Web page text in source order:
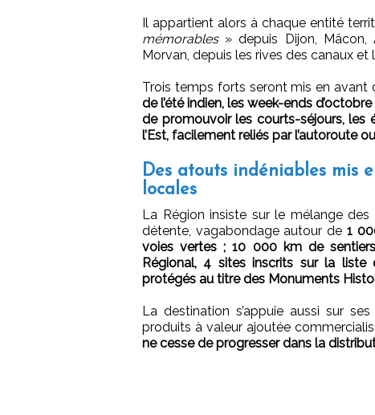
Il appartient alors à chaque entité
mémorables» depuis Dijon, Mâcon,
Morvan, depuis les rives des canaux
Trois temps forts seront mis en
de l’été indien, les week-ends
de promouvoir les courts-séjours, les
l’Est, facilement reliés par l’autoroute
Des atouts indéniables mis
locales
La Région insiste sur le mélange
détente, vagabondage autour de 1
voies vertes ; 10 000 km de
Régional, 4 sites inscrits sur la liste
protégés au titre des Monuments
La destination s’appuie aussi sur
produits à valeur ajoutée
ne cesse de progresser dans la